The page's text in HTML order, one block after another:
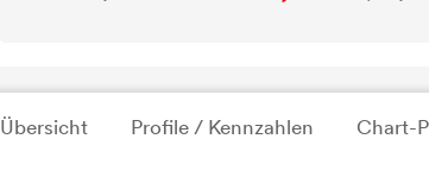
Übersicht Profile / Kennzahlen Chart-